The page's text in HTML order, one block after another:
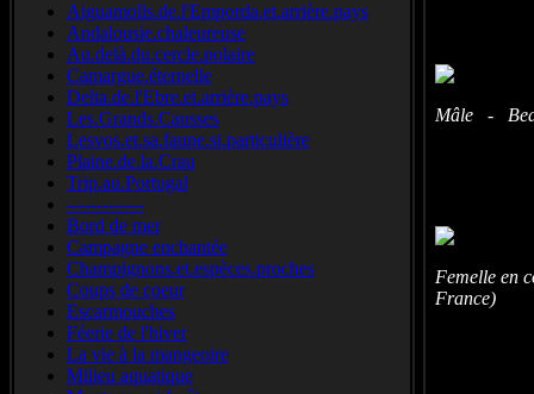
Aiguamolls.de.l'Emporda.et.arrière.pays
Andalousie.chaleureuse
Au.delà.du.cercle.polaire
Camargue.éternelle
Delta.de.l'Ebre.et.arrière.pays
Les.Grands.Causses
Lesvos.et.sa.faune.si.particulière
Plaine.de.la.Crau
Trip.au.Portugal
-------------
Bord de mer
Campagne enchantée
Champignons.et.espèces.proches
Coups de coeur
Escarmouches
Féerie de l'hiver
La vie à la mangeoire
Milieu aquatique
Mâle -
Femelle en
France)